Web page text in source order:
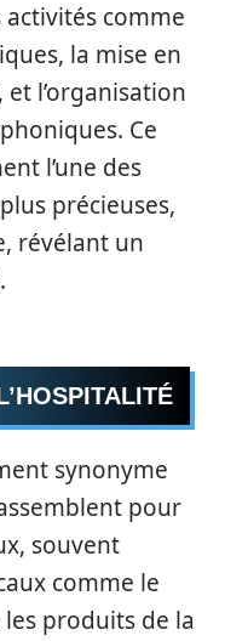
comme
la mise en
l’organisation
Ce
l’une des
précieuses,
révélant un
synonyme
pour
souvent
comme le
produits de la